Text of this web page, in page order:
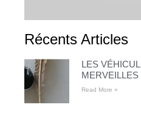
Récents Articles
LES
Read More »